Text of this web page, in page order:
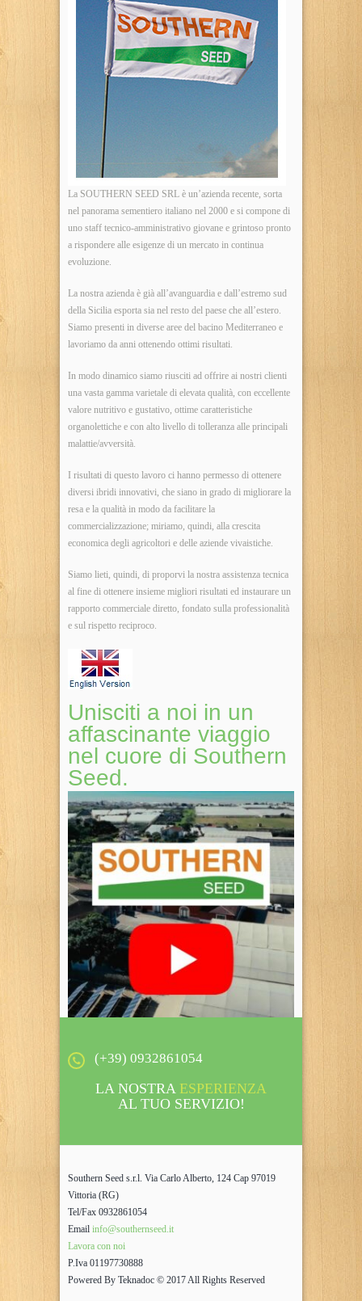
La SOUTHERN SEED SRL è un’azienda recente, sorta
nel panorama sementiero italiano nel 2000 e si compone di
uno staff tecnico-amministrativo giovane e grintoso pronto
a rispondere alle esigenze di un mercato in continua
evoluzione.
La nostra azienda è già all’avanguardia e dall’estremo sud
della Sicilia esporta sia nel resto del paese che all’estero.
Siamo presenti in diverse aree del bacino Mediterraneo e
lavoriamo da anni ottenendo ottimi risultati.
In modo dinamico siamo riusciti ad offrire ai nostri clienti
una vasta gamma varietale di elevata qualità, con eccellente
valore nutritivo e gustativo, ottime caratteristiche
organolettiche e con alto livello di tolleranza alle principali
malattie/avversità.
I risultati di questo lavoro ci hanno permesso di ottenere
diversi ibridi innovativi, che siano in grado di migliorare la
resa e la qualità in modo da facilitare la
commercializzazione; miriamo, quindi, alla crescita
economica degli agricoltori e delle aziende vivaistiche.
Siamo lieti, quindi, di proporvi la nostra assistenza tecnica
al fine di ottenere insieme migliori risultati ed instaurare un
rapporto commerciale diretto, fondato sulla professionalità
e sul rispetto reciproco.
Unisciti a noi in un
affascinante viaggio
nel cuore di Southern
Seed.
(+39) 0932861054
LA NOSTRA ESPERIENZA
AL TUO SERVIZIO!
Southern Seed s.r.l. Via Carlo Alberto, 124 Cap 97019
Vittoria (RG)
Tel/Fax 0932861054
Email info@southernseed.it
Lavora con noi
P.Iva 01197730888
Powered By Teknadoc © 2017 All Rights Reserved